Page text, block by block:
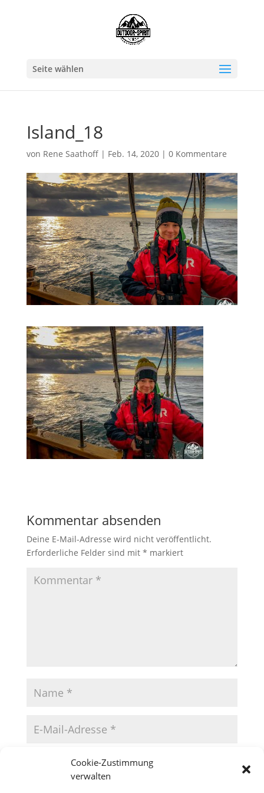
Cookie-Zustimmung
verwalten
Seite wählen
Island_18
von Rene Saathoff| Feb. 14, 2020| 0 Kommentare
Kommentar absenden
Deine E-Mail-Adresse wird nicht veröffentlicht.
Erforderliche Felder sind mit * markiert